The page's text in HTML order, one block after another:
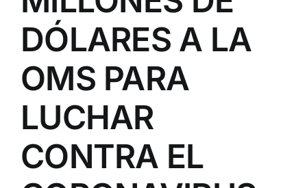
DÓLARES A LA
OMS PARA
LUCHAR
CONTRA EL